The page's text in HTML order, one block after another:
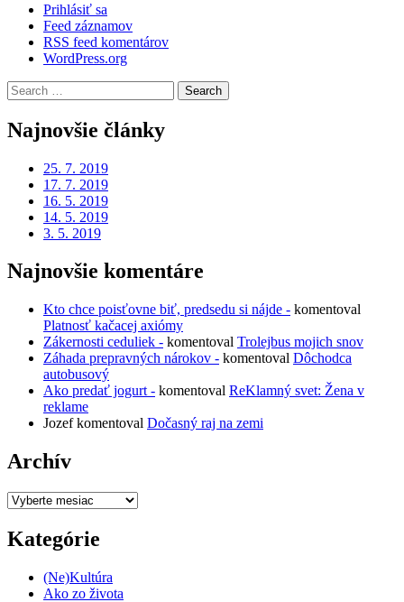
Prihlásiť sa
Feed záznamov
RSS feed komentárov
WordPress.org
Search
for:
Najnovšie články
25. 7. 2019
17. 7. 2019
16. 5. 2019
14. 5. 2019
3. 5. 2019
Najnovšie komentáre
Kto chce poisťovne biť, predsedu si nájde - komentoval
Platnosť kačacej axiómy
Zákernosti ceduliek - komentoval Trolejbus mojich snov
Záhada prepravných nárokov - komentoval Dôchodca
autobusový
Ako predať jogurt - komentoval ReKlamný svet: Žena v
reklame
Jozefkomentoval Dočasný raj na zemi
Archív
Archív
Kategórie
(Ne)Kultúra
Ako zo života